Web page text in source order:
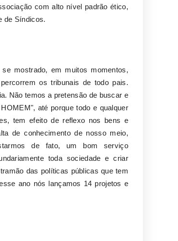
com alto nível padrão ético,
de Síndicos.
mostrado, em muitos momentos,
os tribunais de todo pais.
Não temos a pretensão de buscar e
até porque todo e qualquer
tem efeito de reflexo nos bens e
de conhecimento de nosso meio,
de fato, um bom serviço
toda sociedade e criar
das políticas públicas que tem
ano nós lançamos 14 projetos e